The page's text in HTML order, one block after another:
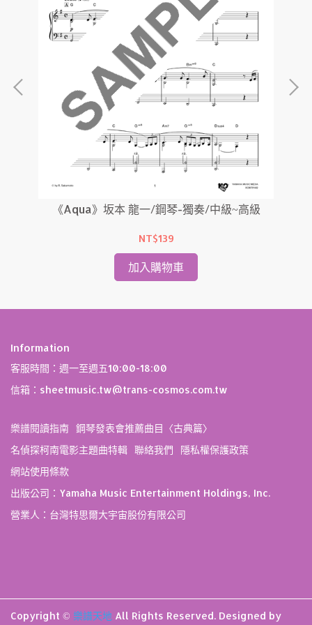
《Aqua》坂本 龍一/鋼琴-獨奏/中級~高級
NT$139
加入購物車
Information
客服時間：週一至週五10:00-18:00
信箱：sheetmusic.tw@trans-cosmos.com.tw
樂譜閱讀指南 鋼琴發表會推薦曲目〈古典篇〉
名偵探柯南電影主題曲特輯 聯絡我們
隱私權保護政策
網站使用條款
出版公司：Yamaha Music Entertainment Holdings, Inc.
營業人：台灣特思爾大宇宙股份有限公司
Copyright © 樂譜天地 All Rights Reserved. Designed by